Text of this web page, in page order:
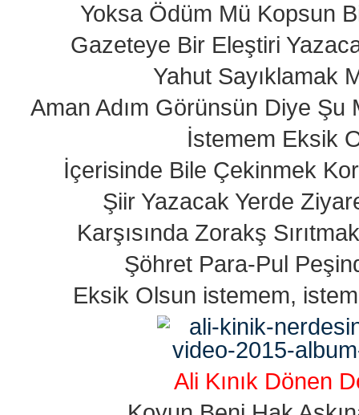
Yoksa Ödüm Mü Kopsun
Gazeteye Bir Eleştiri
Yahut Sayıklamak
Aman Adım Görünsün Diye Şu
İstemem Eksik
İçerisinde Bile Çekinmek
Şiir Yazacak Yerde
Karşısında Zorakş
Şöhret Para-Pul
Eksik Olsun istemem,
Ali Kınık Dönen